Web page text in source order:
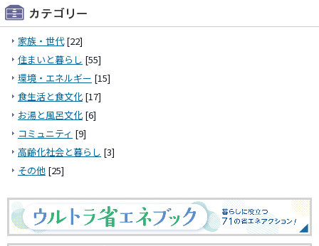
家族・世代[22]
住まいと暮らし [55]
環境・エネルギー [15]
食生活と食文化 [17]
お湯と風呂文化 [6]
コミュニティ [9]
高齢化社会と暮らし [3]
その他 [25]